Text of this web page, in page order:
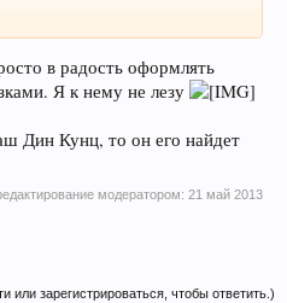
в радость оформлять
Я к нему не лезу
Дин Кунц, то он его найдет
модератором: 21 май 2013
или зарегистрироваться, чтобы ответить.)